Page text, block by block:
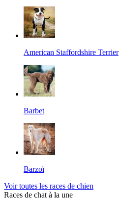
American Staffordshire Terrier
Barbet
Barzoï
Voir toutes les races de chien
Races de chat à la une